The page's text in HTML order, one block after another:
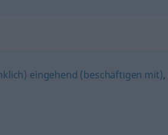
eingehend (beschäftigen mit),